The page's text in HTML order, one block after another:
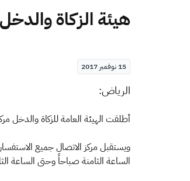
بحث
اقتراحات
الزكاة الجمارك
هيئة الزكاة
15 نوفمبر 2017
​​​​​الرياض:
أطلقت الهيئة العامة للزكاة والدخل
الساعة الثامنة صباحاً وحتى الساعة